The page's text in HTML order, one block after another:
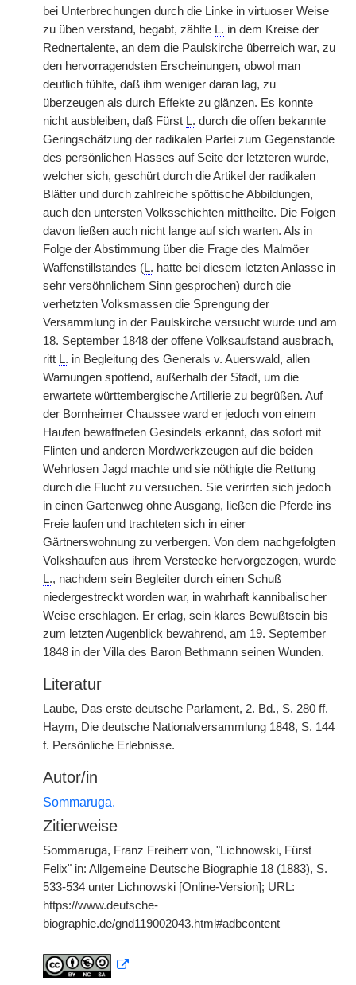
bei Unterbrechungen durch die Linke in virtuoser Weise
zu üben verstand, begabt, zählte L. in dem Kreise der
Rednertalente, an dem die Paulskirche überreich war, zu
den hervorragendsten Erscheinungen, obwol man
deutlich fühlte, daß ihm weniger daran lag, zu
überzeugen als durch Effekte zu glänzen. Es konnte
nicht ausbleiben, daß Fürst L. durch die offen bekannte
Geringschätzung der radikalen Partei zum Gegenstande
des persönlichen Hasses auf Seite der letzteren wurde,
welcher sich, geschürt durch die Artikel der radikalen
Blätter und durch zahlreiche spöttische Abbildungen,
auch den untersten Volksschichten mittheilte. Die Folgen
davon ließen auch nicht lange auf sich warten. Als in
Folge der Abstimmung über die Frage des Malmöer
Waffenstillstandes (L. hatte bei diesem letzten Anlasse in
sehr versöhnlichem Sinn gesprochen) durch die
verhetzten Volksmassen die Sprengung der
Versammlung in der Paulskirche versucht wurde und am
18. September 1848 der offene Volksaufstand ausbrach,
ritt L. in Begleitung des Generals v. Auerswald, allen
Warnungen spottend, außerhalb der Stadt, um die
erwartete württembergische Artillerie zu begrüßen. Auf
der Bornheimer Chaussee ward er jedoch von einem
Haufen bewaffneten Gesindels erkannt, das sofort mit
Flinten und anderen Mordwerkzeugen auf die beiden
Wehrlosen Jagd machte und sie nöthigte die Rettung
durch die Flucht zu versuchen. Sie verirrten sich jedoch
in einen Gartenweg ohne Ausgang, ließen die Pferde ins
Freie laufen und trachteten sich in einer
Gärtnerswohnung zu verbergen. Von dem nachgefolgten
Volkshaufen aus ihrem Verstecke hervorgezogen, wurde
L., nachdem sein Begleiter durch einen Schuß
niedergestreckt worden war, in wahrhaft kannibalischer
Weise erschlagen. Er erlag, sein klares Bewußtsein bis
zum letzten Augenblick bewahrend, am 19. September
1848 in der Villa des Baron Bethmann seinen Wunden.
Literatur
Laube, Das erste deutsche Parlament, 2. Bd., S. 280 ff.
Haym, Die deutsche Nationalversammlung 1848, S. 144
f. Persönliche Erlebnisse.
Autor/in
Sommaruga.
Zitierweise
Sommaruga, Franz Freiherr von, "Lichnowski, Fürst
Felix" in: Allgemeine Deutsche Biographie 18 (1883), S.
533-534 unter Lichnowski [Online-Version]; URL:
https://www.deutsche-
biographie.de/gnd119002043.html#adbcontent